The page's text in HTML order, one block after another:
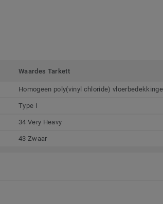
Waardes Tarkett
Homogeen poly(vinyl chloride)
Type I
34 Very Heavy
43 Zwaar